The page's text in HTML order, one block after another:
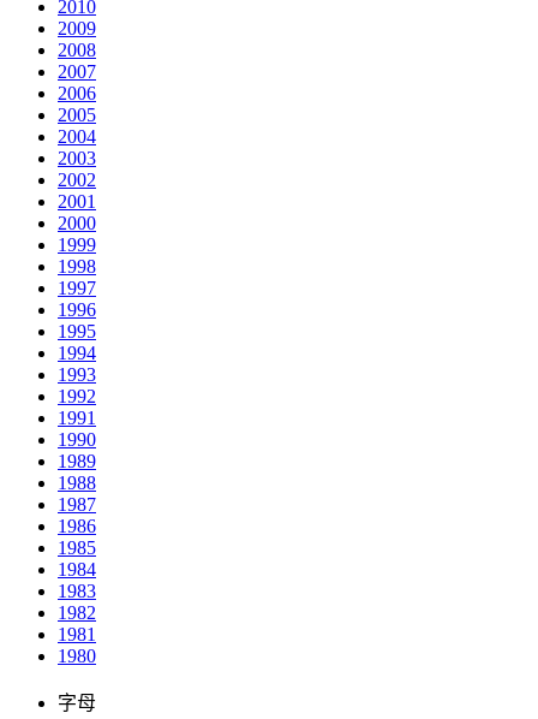
2010
2009
2008
2007
2006
2005
2004
2003
2002
2001
2000
1999
1998
1997
1996
1995
1994
1993
1992
1991
1990
1989
1988
1987
1986
1985
1984
1983
1982
1981
1980
字母